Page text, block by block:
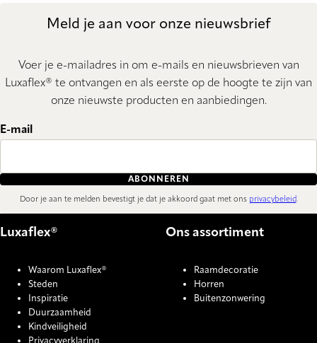
Meld je aan voor onze nieuwsbrief
Voer je e-mailadres in om e-mails en nieuwsbrieven van
Luxaflex® te ontvangen en als eerste op de hoogte te zijn van
onze nieuwste producten en aanbiedingen.
E-mail
ABONNEREN
Door je aan te melden bevestigt je dat je akkoord gaat met ons privacybeleid.
Luxaflex®
Waarom Luxaflex®
Steden
Inspiratie
Duurzaamheid
Kindveiligheid
Privacyverklaring
Ons assortiment
Raamdecoratie
Horren
Buitenzonwering